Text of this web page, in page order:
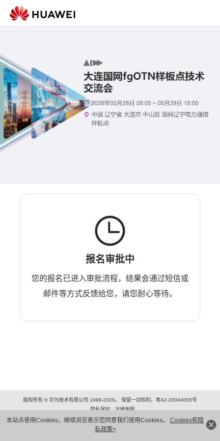
本站点使用Cookies，继续浏览表示您同意我们使用Cookies。 Cookies和隐
私政策>
报名审批中
您的报名已进入审批流程，结果会通过短信或
邮件等方式反馈给您，请您耐心等待。
版权所有 © 华为技术有限公司 1998-2026。 保留一切权利。粤A2-20044005号
隐私保护
法律声明